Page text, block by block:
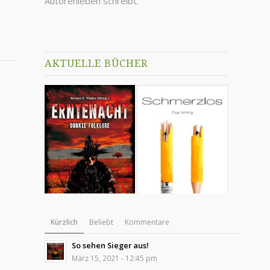
AKTUELLE BÜCHER
Kürzlich Beliebt Kommentare
So sehen Sieger aus!
März 15, 2021 - 12:45 pm